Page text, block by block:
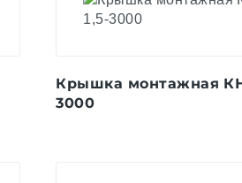
Крышка монтажная КН
3000